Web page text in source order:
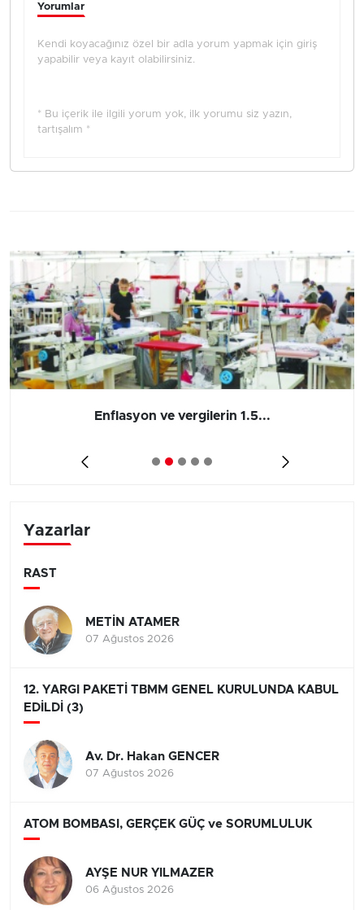
Yorumlar
Kendi koyacağınız özel bir adla yorum yapmak için giriş
yapabilir veya kayıt olabilirsiniz.
* Bu içerik ile ilgili yorum yok, ilk yorumu siz yazın,
tartışalım *
Enflasyon ve vergilerin 1.5...
Yazarlar
RAST
METİN ATAMER
07 Ağustos 2026
12. YARGI PAKETİ TBMM GENEL KURULUNDA KABUL
EDİLDİ (3)
Av. Dr. Hakan GENCER
07 Ağustos 2026
ATOM BOMBASI, GERÇEK GÜÇ ve SORUMLULUK
AYŞE NUR YILMAZER
06 Ağustos 2026